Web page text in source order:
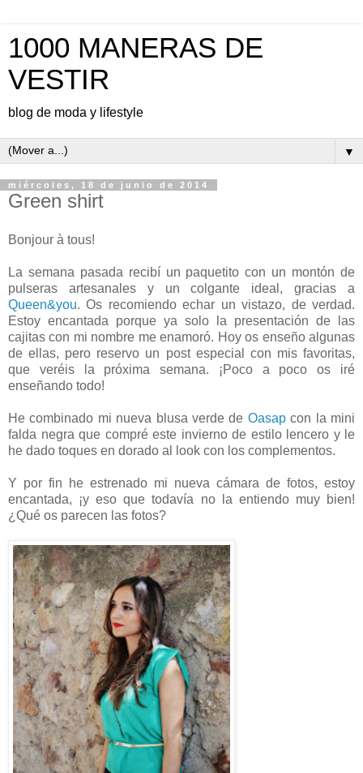
1000 MANERAS DE
VESTIR
blog de moda y lifestyle
▼
miércoles, 18 de junio de 2014
Green shirt
Bonjour à tous!
La semana pasada recibí un paquetito con un montón de
pulseras artesanales y un colgante ideal, gracias a
Queen&you. Os recomiendo echar un vistazo, de verdad.
Estoy encantada porque ya solo la presentación de las
cajitas con mi nombre me enamoró. Hoy os enseño algunas
de ellas, pero reservo un post especial con mis favoritas,
que veréis la próxima semana. ¡Poco a poco os iré
enseñando todo!
He combinado mi nueva blusa verde de Oasapcon la mini
falda negra que compré este invierno de estilo lencero y le
he dado toques en dorado al look con los complementos.
Y por fin he estrenado mi nueva cámara de fotos, estoy
encantada, ¡y eso que todavía no la entiendo muy bien!
¿Qué os parecen las fotos?